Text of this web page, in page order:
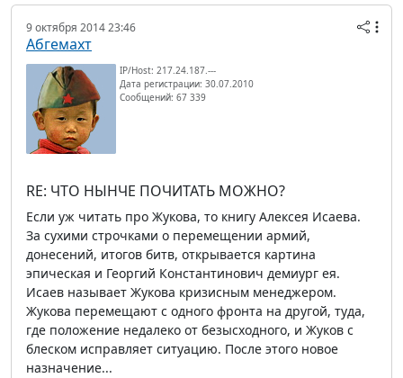
9 октября 2014 23:46
Абгемахт
IP/Host: 217.24.187.---
Дата регистрации: 30.07.2010
Сообщений: 67 339
RE: ЧТО НЫНЧЕ ПОЧИТАТЬ МОЖНО?
Если уж читать про Жукова, то книгу Алексея Исаева.
За сухими строчками о перемещении армий,
донесений, итогов битв, открывается картина
эпическая и Георгий Константинович демиург ея.
Исаев называет Жукова кризисным менеджером.
Жукова перемещают с одного фронта на другой, туда,
где положение недалеко от безысходного, и Жуков с
блеском исправляет ситуацию. После этого новое
назначение...